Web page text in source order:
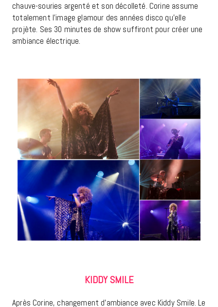
chauve-souries argenté et son décolleté. Corine assume
totalement l’image glamour des années disco qu’elle
projète. Ses 30 minutes de show suffiront pour créer une
ambiance électrique.
KIDDY SMILE
Après Corine, changement d’ambiance avec Kiddy Smile. Le